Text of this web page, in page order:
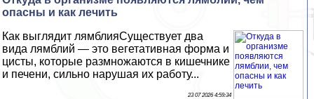
опасны и как лечить
Как выглядит лямблияСуществует два
вида лямблий — это вегетативная форма и
цисты, которые размножаются в кишечнике
и печени, сильно нарушая их работу...
23 07 2026 4:59:34